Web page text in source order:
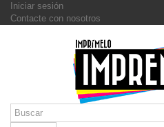
Iniciar sesión
Contacte con nosotros